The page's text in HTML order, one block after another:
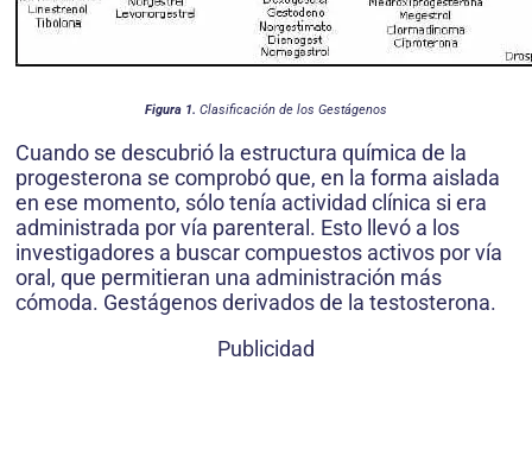
Figura 1. Clasificación de los Gestágenos
Cuando se descubrió la estructura química de la
progesterona se comprobó que, en la forma aislada
en ese momento, sólo tenía actividad clínica si era
administrada por vía parenteral. Esto llevó a los
investigadores a buscar compuestos activos por vía
oral, que permitieran una administración más
cómoda. Gestágenos derivados de la testosterona.
Publicidad